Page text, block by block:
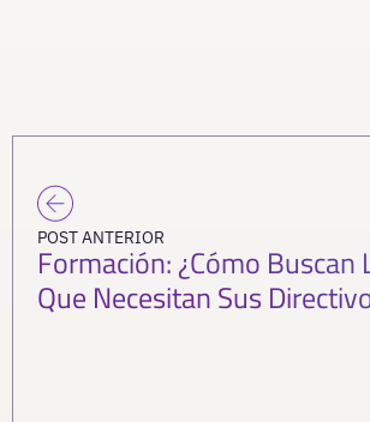
POST ANTERIOR
Formación: ¿cómo Buscan
Que Necesitan Sus